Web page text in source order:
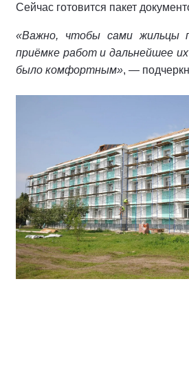
Сейчас готовится пакет
«Важно, чтобы сами жильцы
приёмке работ и дальнейшее
было комфортным», —